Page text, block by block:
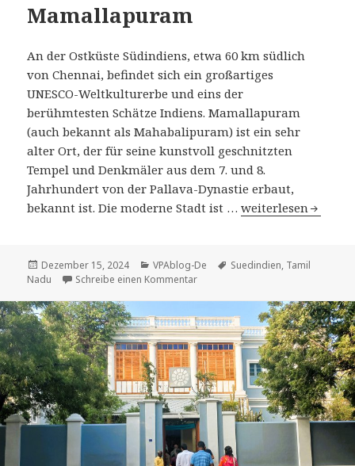
Mamallapuram
An der Ostküste Südindiens, etwa 60 km südlich
von Chennai, befindet sich ein großartiges
UNESCO-Weltkulturerbe und eins der
berühmtesten Schätze Indiens. Mamallapuram
(auch bekannt als Mahabalipuram) ist ein sehr
alter Ort, der für seine kunstvoll geschnitzten
Tempel und Denkmäler aus dem 7. und 8.
Jahrhundert von der Pallava-Dynastie erbaut,
bekannt ist. Die moderne Stadt ist …Mamallapuram
weiterlesen
Veröffentlicht
am
Dezember 15, 2024 Kategorien
VPAblog-De Tags
Suedindien, Tamil
Nadu
Schreibe einen Kommentarzu Mamallapuram